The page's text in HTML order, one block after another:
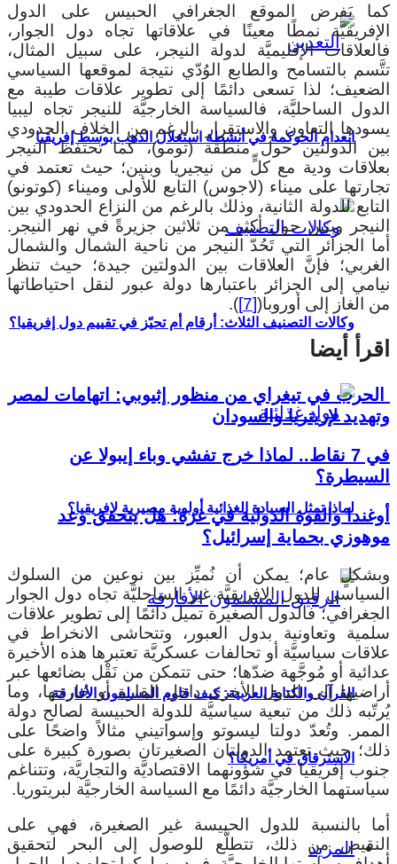
انعدام الحوكمة في أنشطة استغلال الذهب بوسط إفريقيا
وكالات التصنيف الثلاث: أرقام أم تحيّز في تقييم دول إفريقيا؟
لماذا تمثل السيادة الغذائية أولوية مصيرية لإفريقيا؟
القرآن والكتابة العربية: كيف قاوم المسلمون الأفارقة
الاسترقاق في أمريكا؟
المزيد
كما يَفرض الموقع الجغرافي الحبيس على الدول
الإفريقيَّة نمطًا معينًا في علاقاتها تجاه دول الجوار،
فالعلاقات الإقليميَّة لدولة النيجر، على سبيل المثال،
تتَّسم بالتسامح والطابع الوُدّي نتيجة لموقعها السياسي
الضعيف؛ لذا تسعى دائمًا إلى تطوير علاقات طيبة مع
الدول الساحليَّة، فالسياسة الخارجيَّة للنيجر تجاه ليبيا
يسودها التعاون والاستقرار بالرغم من الخلاف الحدودي
بين الدولتين حول منطقة (تومو)، كما تحتفظ النيجر
بعلاقات ودية مع كلٍّ من نيجيريا وبنين؛ حيث تعتمد في
تجارتها على ميناء (لاجوس) التابع للأولى وميناء (كوتونو)
التابع للدولة الثانية، وذلك بالرغم من النزاع الحدودي بين
النيجر وبنين حول أكثر من ثلاثين جزيرةً في نهر النيجر.
أما الجزائر التي تَحُدّ النيجر من ناحية الشمال والشمال
الغربي؛ فإنَّ العلاقات بين الدولتين جيدة؛ حيث تنظر
نيامي إلى الجزائر باعتبارها دولة عبور لنقل احتياطاتها
من الغاز إلى أوروبا([7]
).
اقرأ أيضا
الحرب في تيغراي من منظور إثيوبي: اتهامات لمصر
وتهديد لإريتريا والسودان
في 7 نقاط.. لماذا خرج تفشي وباء إيبولا عن
السيطرة؟
أوغندا والقوة الدولية في غزة: هل يتحقق وعد
موهوزي بحماية إسرائيل؟
وبشكلٍ عام؛ يمكن أن نُميِّز بين نوعين من السلوك
السياسي للدول الإفريقيَّة غير الساحليَّة تجاه دول الجوار
الجغرافي؛ فالدول الصغيرة تميل دائمًا إلى تطوير علاقات
سلمية وتعاونية بدول العبور، وتتحاشى الانخراط في
علاقات سياسيَّة أو تحالفات عسكريَّة تعتبرها هذه الأخيرة
عدائية أو مُوجَّهة ضدّها؛ حتى تتمكن من نَقْل بضائعها عبر
أراضيها إلى الدول الأخرى داخل القارة أو خارجها، وما
يُرتّبه ذلك من تبعية سياسيَّة للدولة الحبيسة لصالح دولة
الممر. وتُعدّ دولتا ليسوتو وإسواتيني مثالاً واضحًا على
ذلك؛ حيث تعتمد الدولتان الصغيرتان بصورة كبيرة على
جنوب إفريقيا في شؤونهما الاقتصاديَّة والتجاريَّة، وتتناغم
سياستهما الخارجيَّة دائمًا مع السياسة الخارجيَّة لبريتوريا.
أما بالنسبة للدول الحبيسة غير الصغيرة، فهي على
النقيض من ذلك، تتطلَّع للوصول إلى البحر لتحقيق